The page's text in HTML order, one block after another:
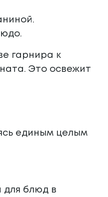
гарнира к
Это освежит
единым целым
для блюд в